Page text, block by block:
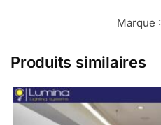
Marque :
Produits similaires